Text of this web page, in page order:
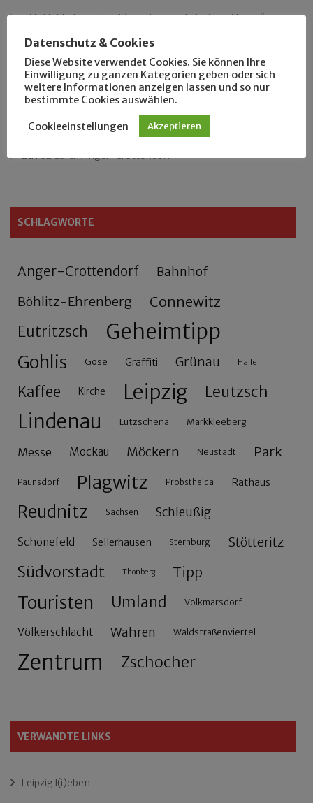
„Als Hobbyhistoriker bin ich in ganz Leipzig zu Hause“
Der Leipziger Schmiedetag von 1904
Rennfahrer in Schönefeld und Zschocher
Zu Fuß durch Anger-Crottendorf
SCHLAGWORTE
Anger-Crottendorf Bahnhof
Böhlitz-Ehrenberg Connewitz
Eutritzsch Geheimtipp
Gohlis Gose Graffiti Grünau Halle
Kaffee Kirche Leipzig Leutzsch
Lindenau Lützschena Markkleeberg
Messe Mockau Möckern Neustadt Park
Paunsdorf Plagwitz Probstheida Rathaus
Reudnitz Sachsen Schleußig
Schönefeld Sellerhausen Sternburg Stötteritz
Südvorstadt Thonberg Tipp
Touristen Umland Volkmarsdorf
Völkerschlacht Wahren Waldstraßenviertel
Zentrum Zschocher
VERWANDTE LINKS
Leipzig l(i)eben
Datenschutz & Cookies
Diese Website verwendet Cookies. Sie können Ihre
Einwilligung zu ganzen Kategorien geben oder sich
weitere Informationen anzeigen lassen und so nur
bestimmte Cookies auswählen.
Cookieeinstellungen Akzeptieren